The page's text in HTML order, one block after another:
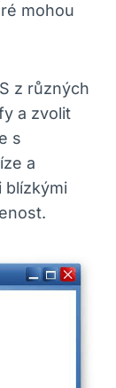
mohou
z různých
a zvolit
s
a
blízkými